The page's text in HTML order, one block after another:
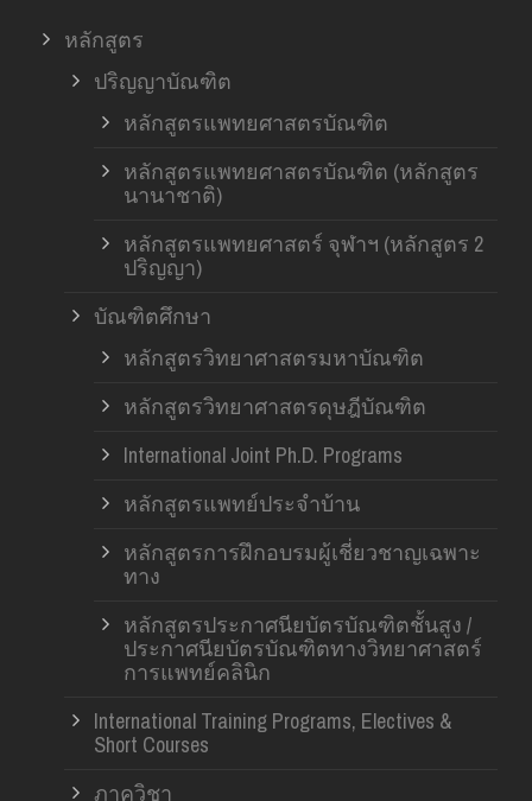
หลักสูตร
ปริญญาบัณฑิต
หลักสูตรแพทยศาสตรบัณฑิต
หลักสูตรแพทยศาสตรบัณฑิต (หลักสูตร
นานาชาติ)
หลักสูตรแพทยศาสตร์ จุฬาฯ (หลักสูตร 2
ปริญญา)
บัณฑิตศึกษา
หลักสูตรวิทยาศาสตรมหาบัณฑิต
หลักสูตรวิทยาศาสตรดุษฎีบัณฑิต
International Joint Ph.D. Programs
หลักสูตรแพทย์ประจำบ้าน
หลักสูตรการฝึกอบรมผู้เชี่ยวชาญเฉพาะ
ทาง
หลักสูตรประกาศนียบัตรบัณฑิตชั้นสูง /
ประกาศนียบัตรบัณฑิตทางวิทยาศาสตร์
การแพทย์คลินิก
International Training Programs, Electives &
Short Courses
ภาควิชา